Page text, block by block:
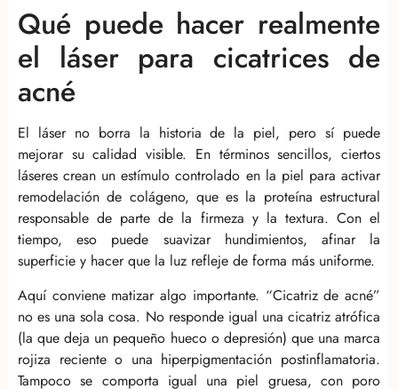
Qué puede hacer realmente
el láser para cicatrices de
acné
El láser no borra la historia de la piel, pero sí puede
mejorar su calidad visible. En términos sencillos, ciertos
láseres crean un estímulo controlado en la piel para activar
remodelación de colágeno, que es la proteína estructural
responsable de parte de la firmeza y la textura. Con el
tiempo, eso puede suavizar hundimientos, afinar la
superficie y hacer que la luz refleje de forma más uniforme.
Aquí conviene matizar algo importante. “Cicatriz de acné”
no es una sola cosa. No responde igual una cicatriz atrófica
(la que deja un pequeño hueco o depresión) que una marca
rojiza reciente o una hiperpigmentación postinflamatoria.
Tampoco se comporta igual una piel gruesa, con poro